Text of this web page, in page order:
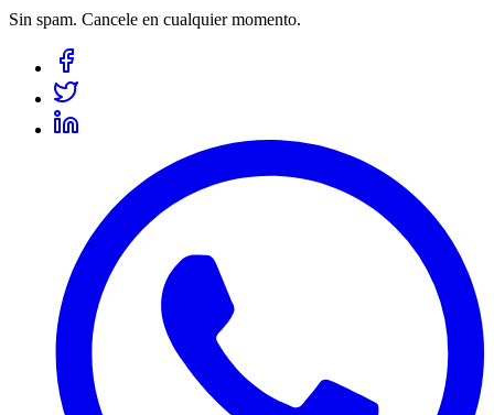
Sin spam. Cancele en cualquier momento.